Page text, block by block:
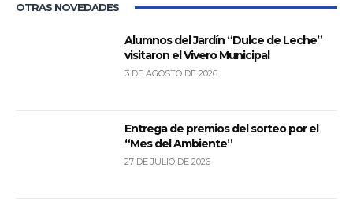
OTRAS NOVEDADES
Alumnos del Jardín “Dulce de Leche”
visitaron el Vivero Municipal
3 DE AGOSTO DE 2026
Entrega de premios del sorteo por el
“Mes del Ambiente”
27 DE JULIO DE 2026